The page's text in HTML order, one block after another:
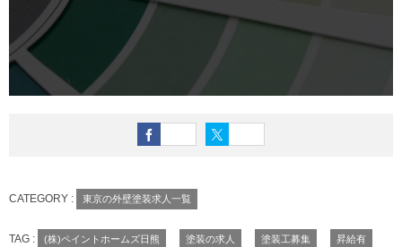
CATEGORY : 東京の外壁塗装求人一覧
TAG : (株)ペイントホームズ日熊 塗装の求人 塗装工募集 昇給有